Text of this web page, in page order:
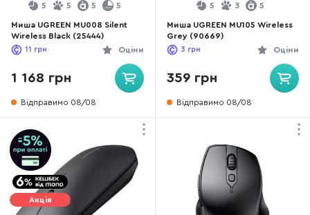
5 5 5 5
Миша UGREEN MU008 Silent
Wireless Black (25444)
Оціни
11 грн
1 168 грн
Відправимо 08/08
5 3 5
Миша UGREEN MU105 Wireless
Grey (90669)
Оціни
3 грн
359 грн
Відправимо 08/08
Акція